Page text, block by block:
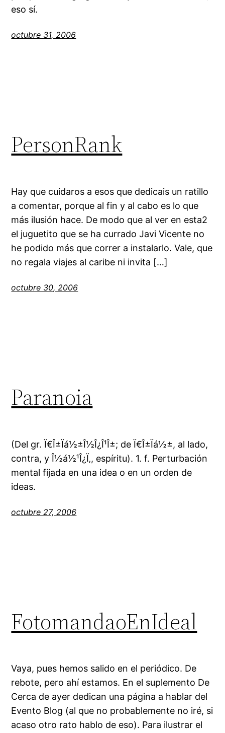
eso sí.
octubre 31, 2006
PersonRank
Hay que cuidaros a esos que dedicais un ratillo
a comentar, porque al fin y al cabo es lo que
más ilusión hace. De modo que al ver en esta2
el juguetito que se ha currado Javi Vicente no
he podido más que correr a instalarlo. Vale, que
no regala viajes al caribe ni invita […]
octubre 30, 2006
Paranoia
(Del gr. Ï€Î±Ïá½±Î½Î¿Î¹Î±; de Ï€Î±Ïá½±, al lado,
contra, y Î½á½¹Î¿Ï‚, espíritu). 1. f. Perturbación
mental fijada en una idea o en un orden de
ideas.
octubre 27, 2006
FotomandaoEnIdeal
Vaya, pues hemos salido en el periódico. De
rebote, pero ahí estamos. En el suplemento De
Cerca de ayer dedican una página a hablar del
Evento Blog (al que no probablemente no iré, si
acaso otro rato hablo de eso). Para ilustrar el